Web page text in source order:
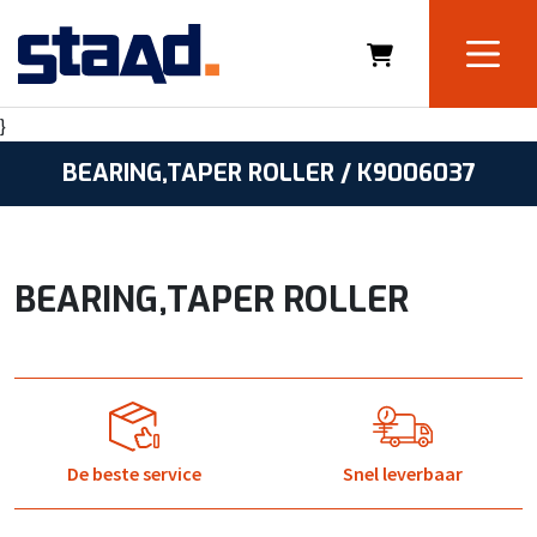
}
BEARING,TAPER ROLLER / K9006037
BEARING,TAPER ROLLER
De beste service Snel leverbaar